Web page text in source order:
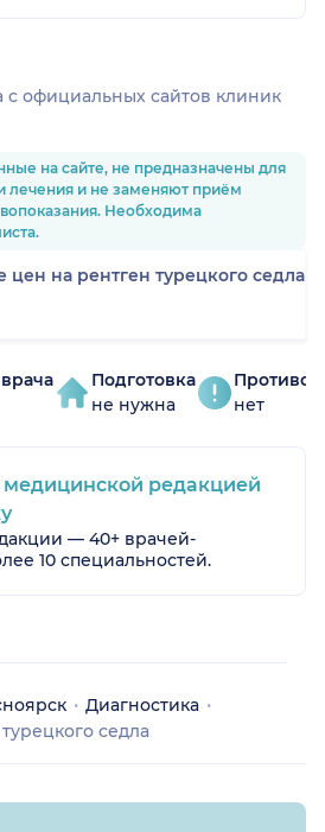
официальных сайтов клиник
на сайте, не предназначены для
лечения и не заменяют приём
Необходима
цен на рентген турецкого седла
Подготовка
не нужна
нет
медицинской редакцией
— 40+ врачей-
10 специальностей.
Диагностика
седла